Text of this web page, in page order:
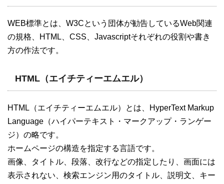
WEB標準とは、W3Cという団体が勧告しているWeb関連
の規格、HTML、CSS、Javascriptそれぞれの役割や書き
方の作法です。
HTML（エイチティーエムエル）
HTML（エイチティーエムエル）とは、HyperText Markup
Language（ハイパーテキスト・マークアップ・ランゲー
ジ）の略です。
ホームページの構造を指定する言語です。
画像、タイトル、段落、改行などの指定したり、画面には
表示されない、検索エンジン用のタイトル、説明文、キー